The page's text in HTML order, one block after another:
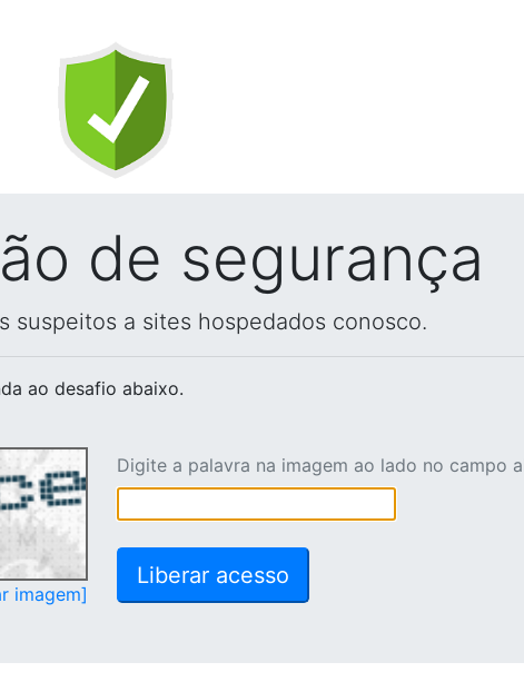
de segurança
suspeitos a sites hospedados conosco.
ao desafio abaixo.
imagem]
Digite a palavra na imagem ao lado no campo